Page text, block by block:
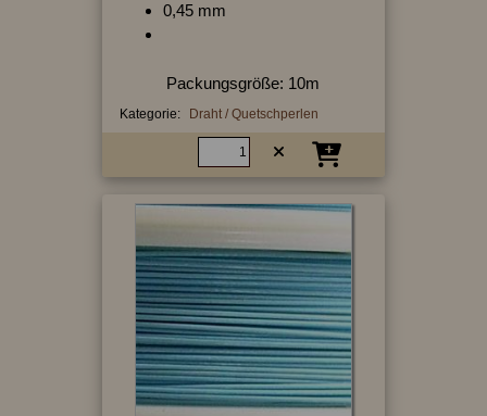
0,45 mm
Packungsgröße: 10m
Kategorie: Draht / Quetschperlen